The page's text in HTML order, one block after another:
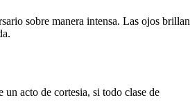
sobre manera intensa. Las ojos brillan
acto de cortesia, si todo clase de